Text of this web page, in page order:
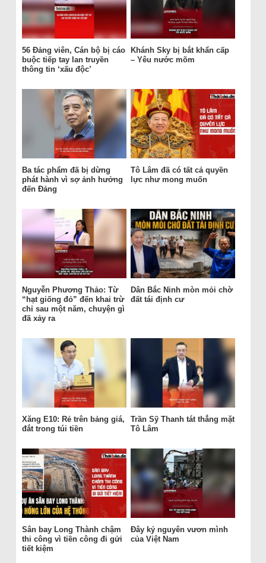
56 Đảng viên, Cán bộ bị cáo
buộc tiếp tay lan truyền
thông tin ‘xấu độc’
Khánh Sky bị bắt khẩn cấp
– Yêu nước mõm
Ba tác phẩm đã bị dừng
phát hành vì sợ ảnh hưởng
đến Đảng
Tô Lâm đã có tất cả quyền
lực như mong muốn
Nguyễn Phương Thảo: Từ
“hạt giống đỏ” đến khai trừ
chỉ sau một năm, chuyện gì
đã xảy ra
Dân Bắc Ninh mòn mỏi chờ
đất tái định cư
Xăng E10: Rẻ trên bảng giá,
đắt trong túi tiền
Trần Sỹ Thanh tát thẳng mặt
Tô Lâm
Sân bay Long Thành chậm
thi công vì tiền công đi gửi
tiết kiệm
Đây kỷ nguyên vươn mình
của Việt Nam